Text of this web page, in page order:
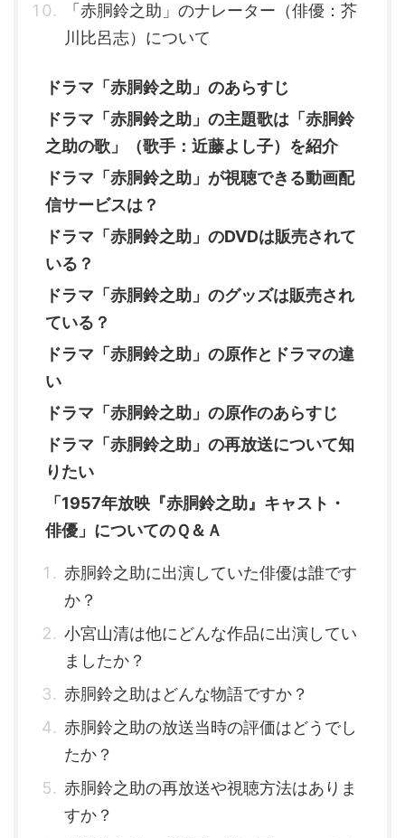
「赤胴鈴之助」のナレーター（俳優：芥
川比呂志）について
ドラマ「赤胴鈴之助」のあらすじ
ドラマ「赤胴鈴之助」の主題歌は「赤胴鈴
之助の歌」（歌手：近藤よし子）を紹介
ドラマ「赤胴鈴之助」が視聴できる動画配
信サービスは？
ドラマ「赤胴鈴之助」のDVDは販売されて
いる？
ドラマ「赤胴鈴之助」のグッズは販売され
ている？
ドラマ「赤胴鈴之助」の原作とドラマの違
い
ドラマ「赤胴鈴之助」の原作のあらすじ
ドラマ「赤胴鈴之助」の再放送について知
りたい
「1957年放映『赤胴鈴之助』キャスト・
俳優」についてのＱ＆Ａ
赤胴鈴之助に出演していた俳優は誰です
か？
小宮山清は他にどんな作品に出演してい
ましたか？
赤胴鈴之助はどんな物語ですか？
赤胴鈴之助の放送当時の評価はどうでし
たか？
赤胴鈴之助の再放送や視聴方法はありま
すか？